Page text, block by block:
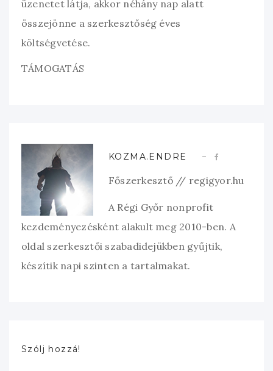
üzenetet látja, akkor néhány nap alatt
összejönne a szerkesztőség éves
költségvetése.
TÁMOGATÁS
KOZMA.ENDRE
Főszerkesztő // regigyor.hu
A Régi Győr nonprofit
kezdeményezésként alakult meg 2010-ben. A
oldal szerkesztői szabadidejükben gyűjtik,
készítik napi szinten a tartalmakat.
Szólj hozzá!